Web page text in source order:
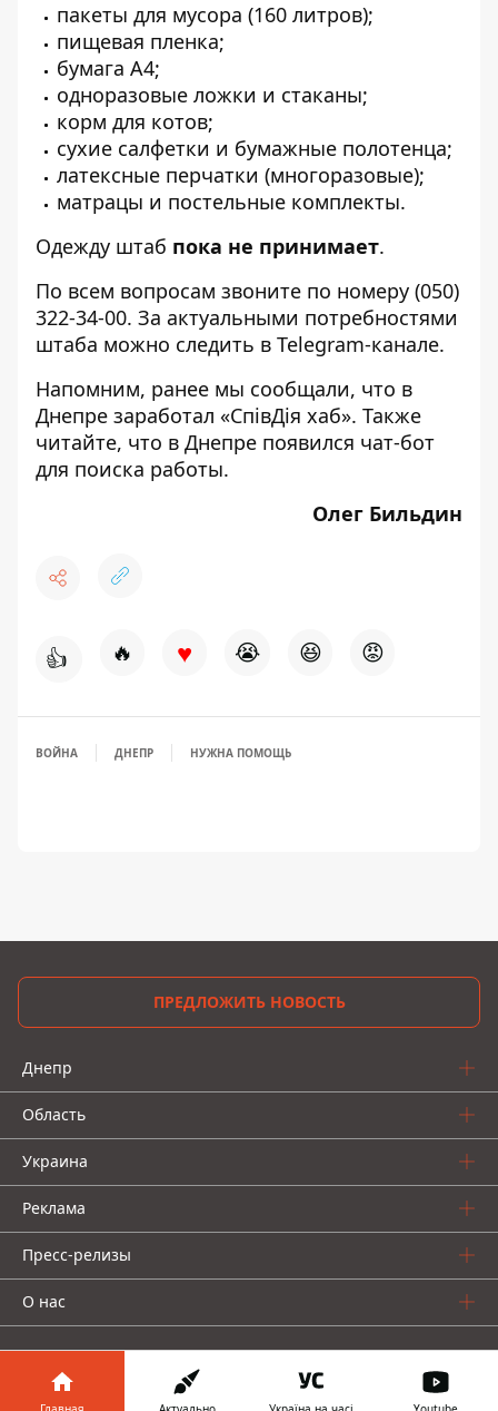
пакеты для мусора (160 литров);
пищевая пленка;
бумага А4;
одноразовые ложки и стаканы;
корм для котов;
сухие салфетки и бумажные полотенца;
латексные перчатки (многоразовые);
матрацы и постельные комплекты.
Одежду штаб пока не принимает.
По всем вопросам звоните по номеру (050)
322-34-00. За актуальными потребностями
штаба можно следить в Telegram-канале.
Напомним, ранее мы сообщали, что в
Днепре заработал «СпівДія хаб». Также
читайте, что в Днепре появился чат-бот
для поиска работы.
Олег Бильдин
👍 🔥 ♥ 😭 😆 😡
ВОЙНА ДНЕПР НУЖНА ПОМОЩЬ
ПРЕДЛОЖИТЬ НОВОСТЬ
Днепр
Область
Украина
Реклама
Пресс-релизы
О нас